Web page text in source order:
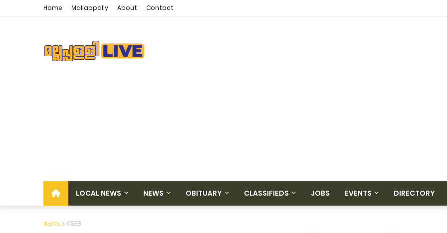
Home Mallappally About Contact
LOCAL NEWS NEWS OBITUARY CLASSIFIEDS JOBS EVENTS DIRECTORY
ഹോം KSEB